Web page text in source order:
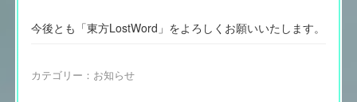
今後とも「東方LostWord」をよろしくお願いいたします。
カテゴリー： お知らせ